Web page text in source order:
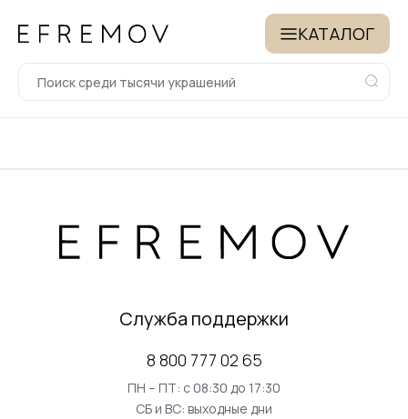
КАТАЛОГ
Служба поддержки
8 800 777 02 65
ПН – ПТ: с 08:30 до 17:30
СБ и ВС: выходные дни